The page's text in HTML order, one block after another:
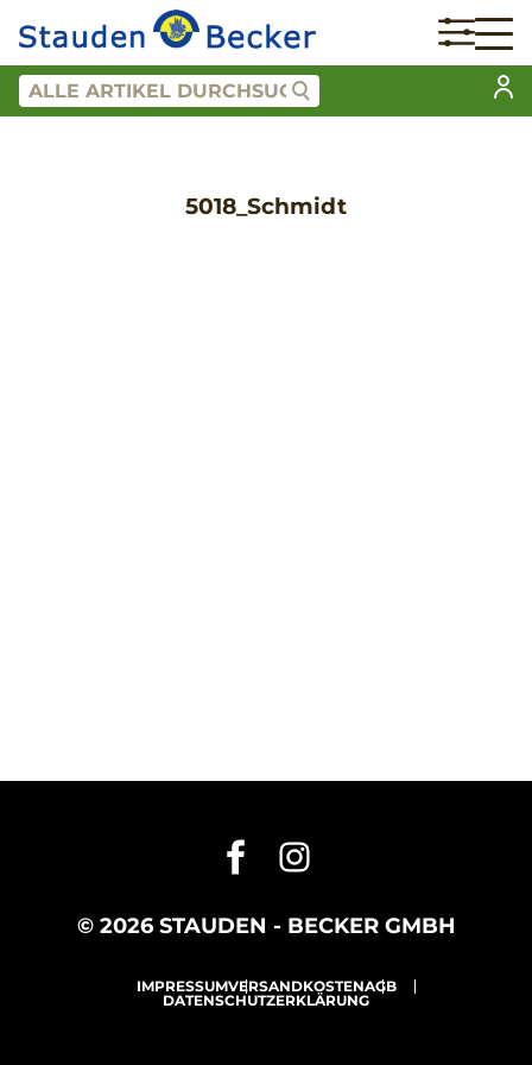
5018_Schmidt
© 2026 STAUDEN - BECKER GMBH
IMPRESSUMVERSANDKOSTENAGB
DATENSCHUTZERKLÄRUNG